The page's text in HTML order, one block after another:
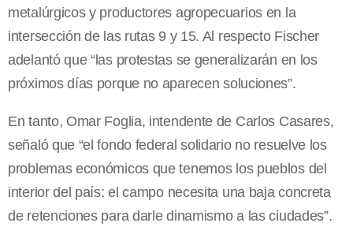
metalúrgicos y productores agropecuarios en la
intersección de las rutas 9 y 15. Al respecto Fischer
adelantó que “las protestas se generalizarán en los
próximos días porque no aparecen soluciones”.
En tanto, Omar Foglia, intendente de Carlos Casares,
señaló que “el fondo federal solidario no resuelve los
problemas económicos que tenemos los pueblos del
interior del país: el campo necesita una baja concreta
de retenciones para darle dinamismo a las ciudades”.